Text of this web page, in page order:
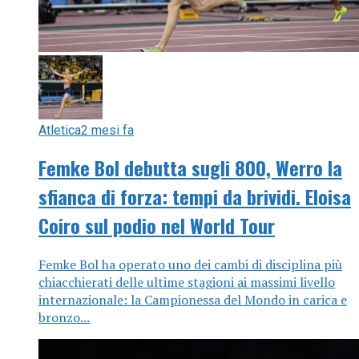
Atletica2 mesi fa
Femke Bol debutta sugli 800, Werro la
sfianca di forza: tempi da brividi. Eloisa
Coiro sul podio nel World Tour
Femke Bol ha operato uno dei cambi di disciplina più
chiacchierati delle ultime stagioni ai massimi livello
internazionale: la Campionessa del Mondo in carica e
bronzo...